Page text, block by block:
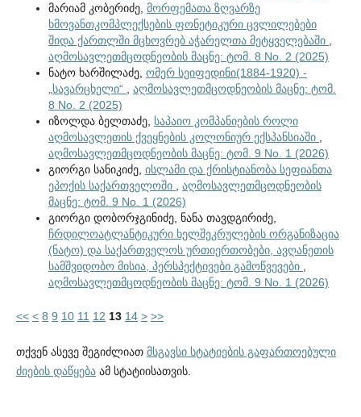
მარიამ კობერიძე, მორფემათა ზღვარზე
ხმოვანთკომპლექსების ფონეტიკური ცვლილებები
შიდა ქართლში მცხოვრებ აჭარელთა მეტყველებაში
აღმოსავლეთმცოდნეობის მაცნე: ტომ. 8 No. 2 (2025)
ნატო ხარშილაძე, ომერ სეიფედინი(1884-1920) -
„სავარცხელი“
აღმოსავლეთმცოდნეობის მაცნე: ტომ.
8 No. 2 (2025)
იზოლდა ბელთაძე, საპაიო კომპანიების როლი
აღმოსავლეთის ქვეყნების კოლონიურ ექსპანსიაში
აღმოსავლეთმცოდნეობის მაცნე: ტომ. 9 No. 1 (2026)
გიორგი სანიკიძე, ისლამი და ქრისტიანობა სეფიანთა
ეპოქის საქართველოში
აღმოსავლეთმცოდნეობის
მაცნე: ტომ. 9 No. 1 (2026)
გიორგი დობორჯგინიძე, ნანა თავდგირიძე,
ჩრდილოატლანტიკური ხელშეკრულების ორგანიზაცია
(ნატო) და საქართველოს ურთიერთობები, ავღანეთის
სამშვიდობო მისია, პერსპექტივები გამოწვევები
აღმოსავლეთმცოდნეობის მაცნე: ტომ. 9 No. 1 (2026)
<< < 8 9 10 11 12 13 14 > >>
თქვენ ასევე შეგიძლიათ მსგავსი სტატიების გაფართოებული
ძიების დაწყებაამ სტატიისათვის.